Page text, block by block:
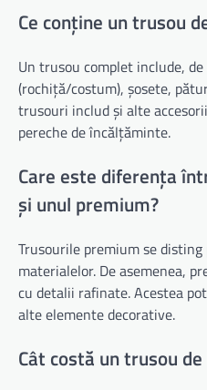
Ce conține un trusou
Un trusou complet include,
(rochiță/costum), șosete,
trusouri includ și alte
pereche de încălțăminte.
Care este diferența
și unul premium?
Trusourile premium se
materialelor. De asemenea,
cu detalii rafinate. Acestea
alte elemente decorative.
Cât costă un trusou